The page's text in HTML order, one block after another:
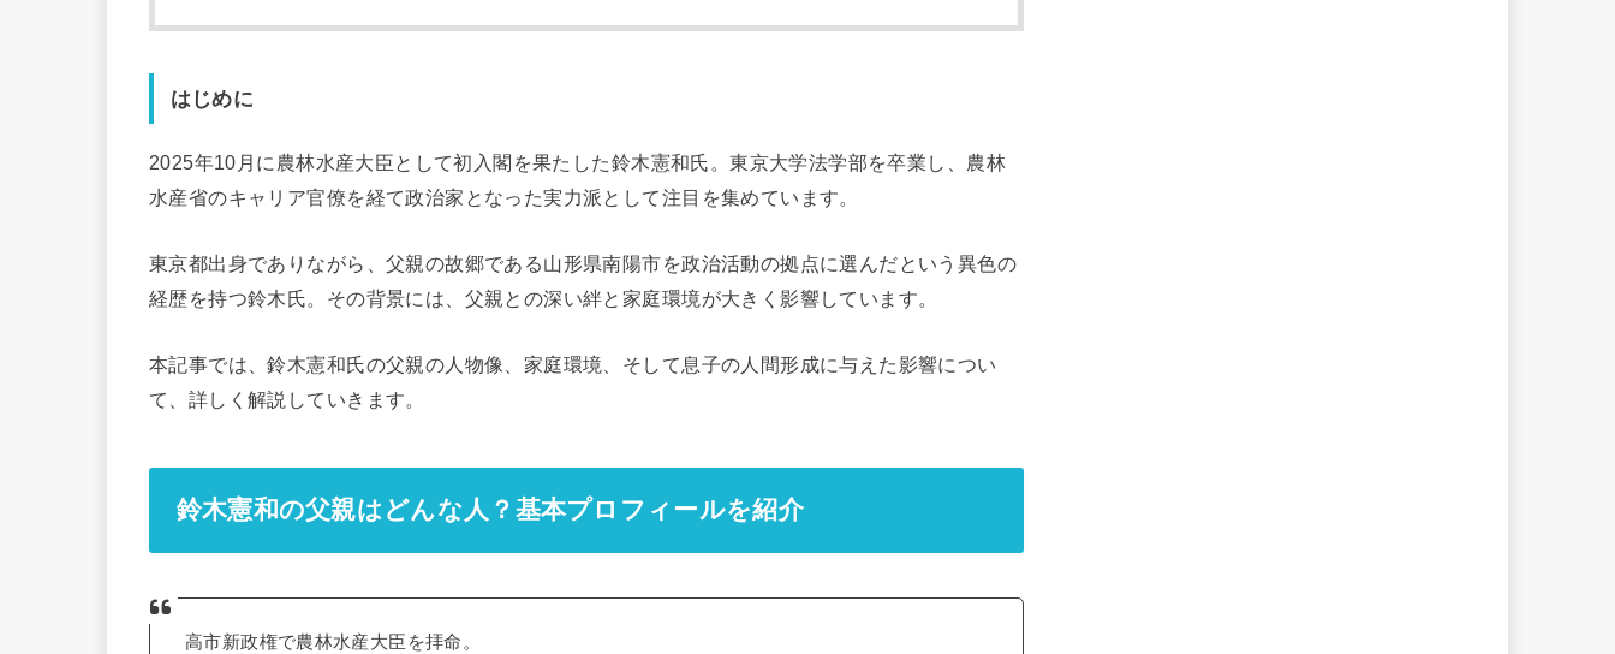
はじめに
2025年10月に農林水産大臣として初入閣を果たした鈴木憲和氏。東京大学法学部を卒業し、農林
水産省のキャリア官僚を経て政治家となった実力派として注目を集めています。
東京都出身でありながら、父親の故郷である山形県南陽市を政治活動の拠点に選んだという異色の
経歴を持つ鈴木氏。その背景には、父親との深い絆と家庭環境が大きく影響しています。
本記事では、鈴木憲和氏の父親の人物像、家庭環境、そして息子の人間形成に与えた影響につい
て、詳しく解説していきます。
鈴木憲和の父親はどんな人？基本プロフィールを紹介
高市新政権で農林水産大臣を拝命。